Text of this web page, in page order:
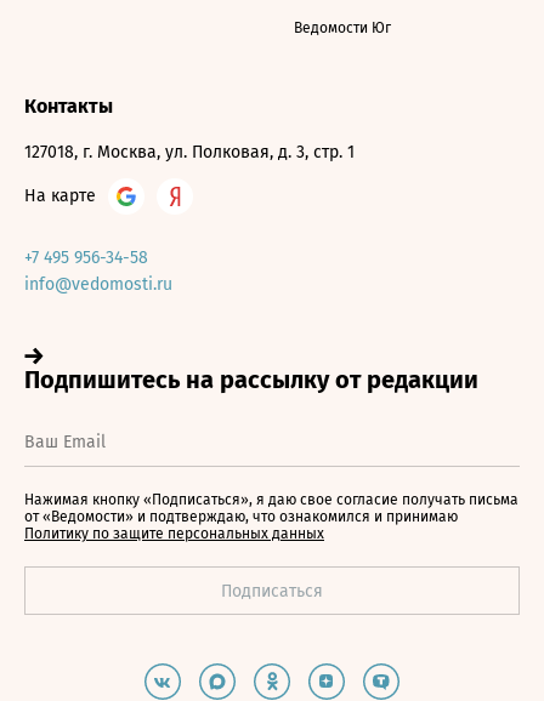
Ведомости Юг
Контакты
127018, г. Москва, ул. Полковая, д. 3, стр. 1
На карте
+7 495 956-34-58
info@vedomosti.ru
Нажимая кнопку «Подписаться», я даю свое согласие получать письма
от «Ведомости» и подтверждаю, что ознакомился и принимаю
Политику по защите персональных данных